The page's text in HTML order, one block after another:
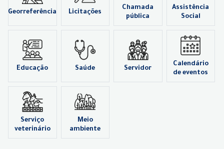
Georreferência Licitações
Chamada
pública
Assistência
Social
Educação Saúde Servidor
Calendário
de eventos
Serviço
veterinário
Meio
ambiente